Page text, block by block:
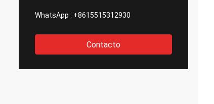
WhatsApp : +8615515312930
Contacto